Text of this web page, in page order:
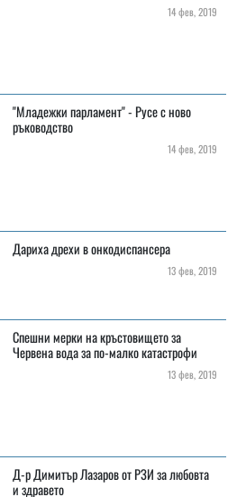
14 фев, 2019
"Младежки парламент" - Русе с ново
ръководство
14 фев, 2019
Дариха дрехи в онкодиспансера
13 фев, 2019
Спешни мерки на кръстовището за
Червена вода за по-малко катастрофи
13 фев, 2019
Д-р Димитър Лазаров от РЗИ за любовта
и здравето